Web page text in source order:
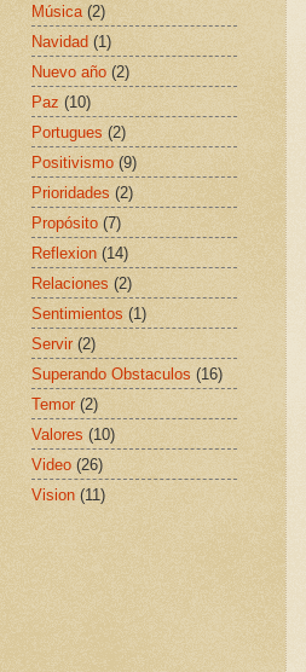
Música (2)
Navidad (1)
Nuevo año (2)
Paz (10)
Portugues (2)
Positivismo (9)
Prioridades (2)
Propósito (7)
Reflexion (14)
Relaciones (2)
Sentimientos (1)
Servir (2)
Superando Obstaculos (16)
Temor (2)
Valores (10)
Video (26)
Vision (11)